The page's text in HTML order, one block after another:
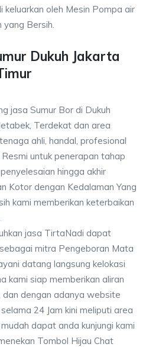
keluarkan oleh Mesin Pompa air
yang Bersih.
Dukuh Jakarta
jasa Sumur Bor di Dukuh
Terdekat dan area
ahli, handal, profesional
untuk penerapan tahap
hingga akhir
Kotor dengan Kedalaman Yang
kami memberikan keterbaikan
jasa TirtaNadi dapat
mitra Pengeboran Mata
datang langsung kelokasi
kami siap memberikan aliran
dengan adanya website
24 Jam kini meliputi area
dapat anda kunjungi kami
Tombol Hijau Chat